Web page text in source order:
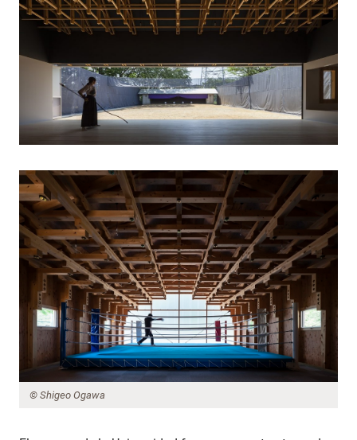
© Shigeo Ogawa